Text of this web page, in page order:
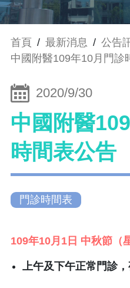
首頁 / 最新消息 / 公告
中國附醫109年10月門診
2020/9/30
中國附醫
時間表公告
門診時間表
109年10月1日 中秋節（
上午及下午正常門診，